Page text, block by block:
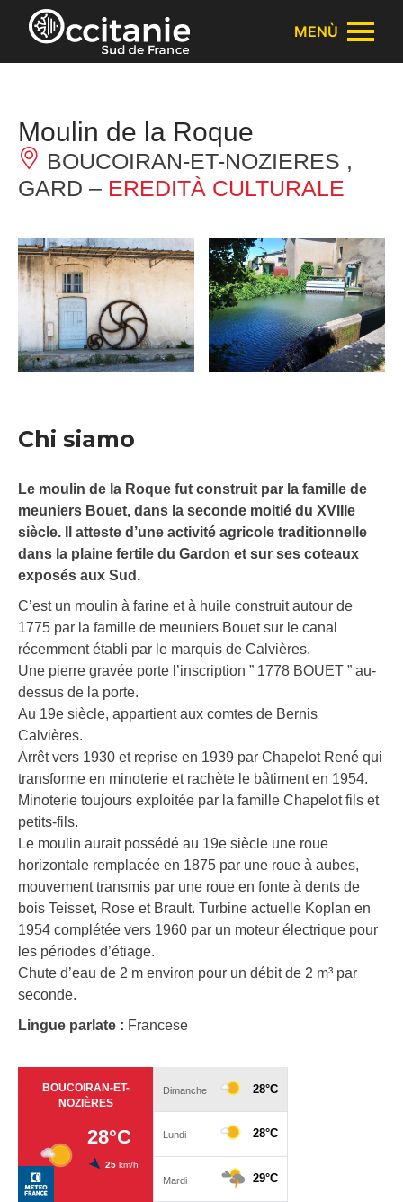
Pannello di gestione dei cookies
MENÙ
Moulin de la Roque
BOUCOIRAN-ET-NOZIERES ,
GARD – EREDITÀ CULTURALE
Chi siamo
Le moulin de la Roque fut construit par la famille de
meuniers Bouet, dans la seconde moitié du XVIIIe
siècle. Il atteste d’une activité agricole traditionnelle
dans la plaine fertile du Gardon et sur ses coteaux
exposés aux Sud.
C’est un moulin à farine et à huile construit autour de
1775 par la famille de meuniers Bouet sur le canal
récemment établi par le marquis de Calvières.
Une pierre gravée porte l’inscription ” 1778 BOUET ” au-
dessus de la porte.
Au 19e siècle, appartient aux comtes de Bernis
Calvières.
Arrêt vers 1930 et reprise en 1939 par Chapelot René qui
transforme en minoterie et rachète le bâtiment en 1954.
Minoterie toujours exploitée par la famille Chapelot fils et
petits-fils.
Le moulin aurait possédé au 19e siècle une roue
horizontale remplacée en 1875 par une roue à aubes,
mouvement transmis par une roue en fonte à dents de
bois Teisset, Rose et Brault. Turbine actuelle Koplan en
1954 complétée vers 1960 par un moteur électrique pour
les périodes d’étiage.
Chute d’eau de 2 m environ pour un débit de 2 m³ par
seconde.
Lingue parlate : Francese